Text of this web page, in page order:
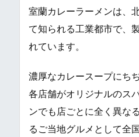
室蘭カレーラーメンは、
て知られる工業都市で、
れています。
濃厚なカレースープにち
各店舗がオリジナルのス
ンでも店ごとに全く異な
るご当地グルメとして全